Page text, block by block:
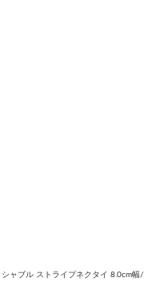
ャブル ストライプネクタイ 8.0cm幅/